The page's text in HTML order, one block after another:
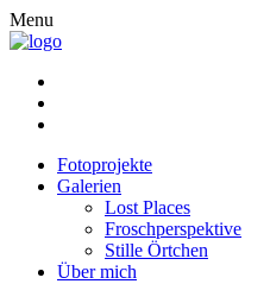
Menu
Fotoprojekte
Galerien
Lost Places
Froschperspektive
Stille Örtchen
Über mich